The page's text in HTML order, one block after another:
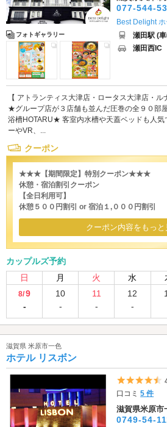
フォトギャラリー
077-544-
Best Delight
瀬田駅 (
瀬田西IC
【 アトランティス大津店・ロータス大津店・
★グループ店が３店舗も並んだ圧巻の全９０部
浴槽HOTARU★ 客室内水槽や天蓋ベッドも人
ーやVR、...
クーポン
★★★【期間限定】特別クーポン★★★
休憩・宿泊割引クーポン
【全日利用可】
休憩５００円割引 or 宿泊１,０００円割引
クーポン内容をもっと
カップルズ予約
日
月 火 水
8/9
-
10
-
11
-
12
-
滋賀県 米原市一色
ホテル リスボン
口コミ5 件
滋賀県米原市
0749-54-